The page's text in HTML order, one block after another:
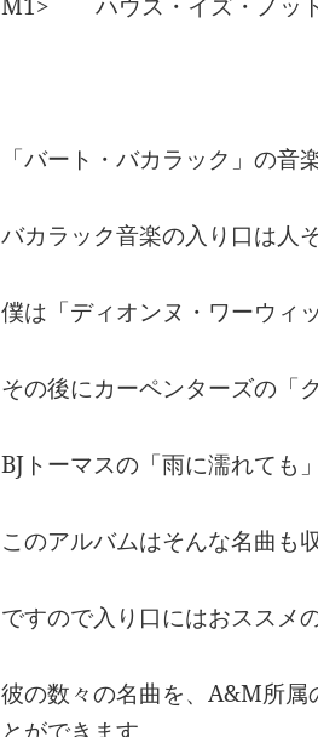
「バート・バカラック」の音
バカラック音楽の入り口は人
僕は「ディオンヌ・ワーウィ
その後にカーペンターズの「
BJトーマスの「雨に濡れても
このアルバムはそんな名曲も
ですので入り口にはおススメ
彼の数々の名曲を、A&M所属